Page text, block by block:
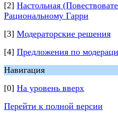
[2] Настольная
Рациональному Гарри
[3] Модераторские решения
[4] Предложения по
Навигация
[0] На уровень вверх
Перейти к полной версии